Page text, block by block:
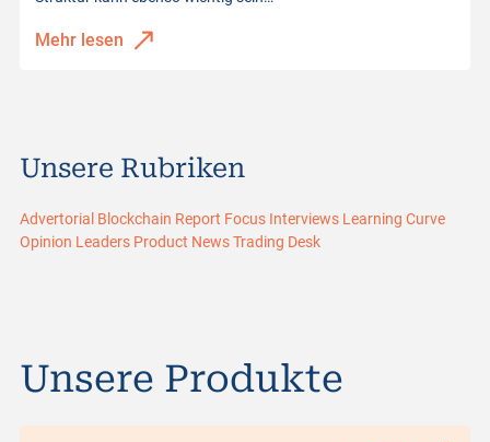
Mehr lesen
Unsere Rubriken
Advertorial Blockchain Report Focus Interviews Learning Curve
Opinion Leaders Product NewsTrading Desk
Unsere Produkte